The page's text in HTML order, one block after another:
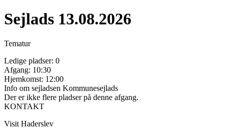
Sejlads 13.08.2026
Tematur
Ledige pladser: 0
Afgang: 10:30
Hjemkomst: 12:00
Info om sejladsen Kommunesejlads
Der er ikke flere pladser på denne afgang.
KONTAKT
Visit Haderslev